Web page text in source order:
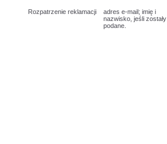
Rozpatrzenie reklamacji
adres e-mail; imię i
nazwisko, jeśli zostały
podane.